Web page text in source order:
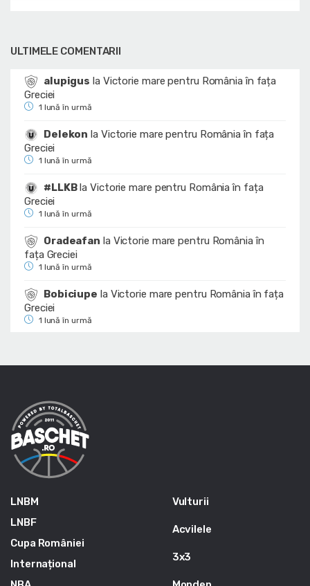
ULTIMELE COMENTARII
alupigus la Victorie mare pentru România în fața
Greciei
1 lună în urmă
Delekon la Victorie mare pentru România în fața
Greciei
1 lună în urmă
#LLKBlaVictorie mare pentru România în fața
Greciei
1 lună în urmă
Oradeafan la Victorie mare pentru România în
fața Greciei
1 lună în urmă
Bobiciupe la Victorie mare pentru România în fața
Greciei
1 lună în urmă
LNBM
LNBF
Cupa României
Internațional
Vulturii
Acvilele
3x3